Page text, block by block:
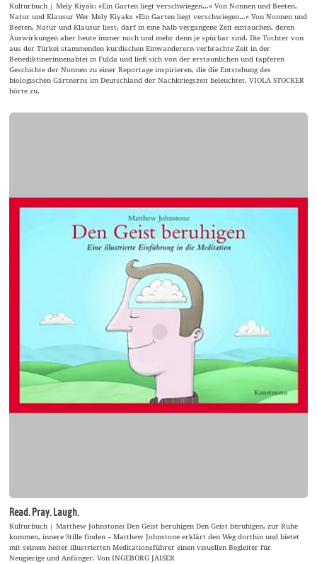
Kulturbuch | Mely Kiyak: »Ein Garten liegt verschwiegen…« Von Nonnen und Beeten,
Natur und Klausur Wer Mely Kiyaks »Ein Garten liegt verschwiegen…« Von Nonnen und
Beeten, Natur und Klausur liest, darf in eine halb vergangene Zeit eintauchen, deren
Auswirkungen aber heute immer noch und mehr denn je spürbar sind. Die Tochter von
aus der Türkei stammenden kurdischen Einwanderern verbrachte Zeit in der
Benediktinerinnenabtei in Fulda und ließ sich von der erstaunlichen und tapferen
Geschichte der Nonnen zu einer Reportage inspirieren, die die Entstehung des
biologischen Gärtnerns im Deutschland der Nachkriegszeit beleuchtet. VIOLA STOCKER
hörte zu.
Read. Pray. Laugh.
Kulturbuch | Matthew Johnstone: Den Geist beruhigen Den Geist beruhigen, zur Ruhe
kommen, innere Stille finden – Matthew Johnstone erklärt den Weg dorthin und bietet
mit seinem heiter illustrierten Meditationsführer einen visuellen Begleiter für
Neugierige und Anfänger. Von INGEBORG JAISER